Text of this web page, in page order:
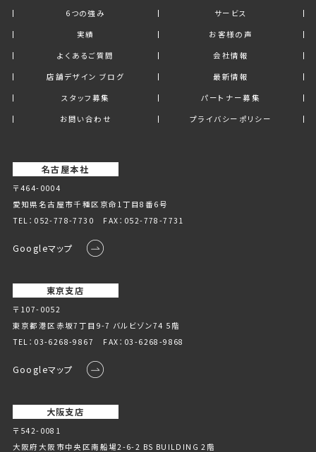
6つの強み
サービス
実績
お客様の声
よくあるご質問
会社情報
店舗デザイン ブログ
最新情報
スタッフ募集
パートナー募集
お問い合わせ
プライバシーポリシー
名古屋本社
〒464-0004
愛知県名古屋市千種区京命1丁⽬8番6号
TEL： 052-778-7730 FAX：052-778-7731
Googleマップ
東京支店
〒107-0052
東京都港区赤坂7丁目9-7 バルビゾン74 5階
TEL： 03-6268-9867 FAX：03-6268-9868
Googleマップ
大阪支店
〒542-0081
大阪府大阪市中央区南船場2-6-2 BS BUILDING 2階